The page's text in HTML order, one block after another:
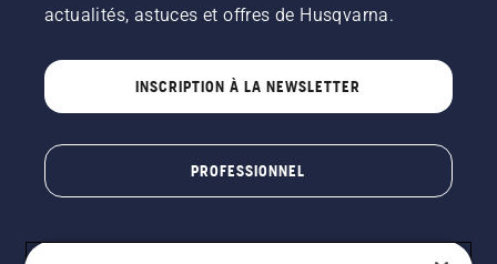
actualités, astuces et offres de Husqvarna.
INSCRIPTION À LA NEWSLETTER
PROFESSIONNEL